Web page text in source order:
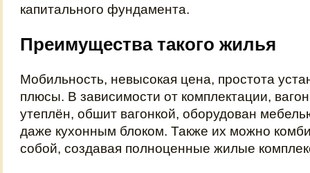
капитального фундамента.
Преимущества такого жилья
Мобильность, невысокая цена, простота
плюсы. В зависимости от комплектации,
утеплён, обшит вагонкой, оборудован
даже кухонным блоком. Также их можно
собой, создавая полноценные жилые